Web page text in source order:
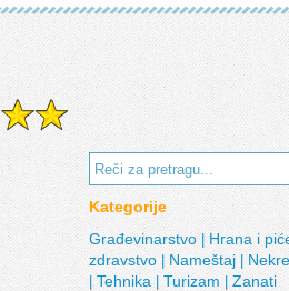
Kategorije
Građevinarstvo | Hrana i
zdravstvo Nameštaj |
|Tehnika |Turizam |Zanati